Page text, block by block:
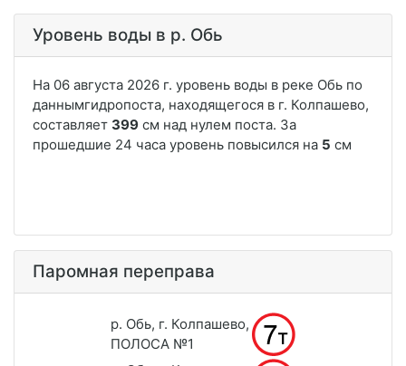
Уровень воды в р. Обь
Паромная переправа
р. Обь, г. Колпашево,
ПОЛОСА №1